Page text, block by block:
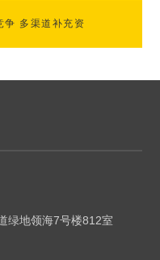
争 多渠道补充资
绿地领海7号楼812室